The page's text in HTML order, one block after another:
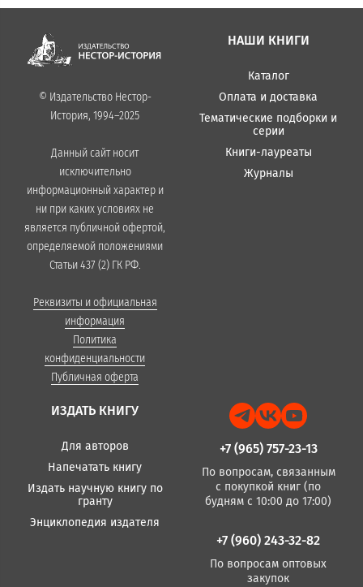
© Издательство Нестор-
История, 1994–2025
Данный сайт носит
исключительно
информационный характер и
ни при каких условиях не
является публичной офертой,
определяемой положениями
Статьи 437 (2) ГК РФ.
Реквизиты и официальная
информация
Политика
конфиденциальности
Публичная оферта
НАШИ КНИГИ
Каталог
Оплата и доставка
Тематические подборки и
серии
Книги-лауреаты
Журналы
ИЗДАТЬ КНИГУ
Для авторов
Напечатать книгу
Издать научную книгу по
гранту
Энциклопедия издателя
+7 (965) 757-23-13
По вопросам, связанным
с покупкой книг (по
будням с 10:00 до 17:00)
+7 (960) 243-32-82
По вопросам оптовых
закупок